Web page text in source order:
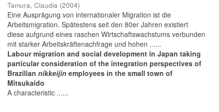
Tamura, Claudia (2004)
Eine Ausprägung von internationaler Migration ist die
Arbeitsmigration. Spätestens seit den 80er Jahren existiert
diese aufgrund eines raschen Wirtschaftswachstums verbunden
mit starker Arbeitskräftenachfrage und hohen ......
Labour migration and social development in Japan taking
particular consideration of the integration perspectives of
Brazilian nikkeijin employees in the small town of
Mitsukaido
A characteristic ......